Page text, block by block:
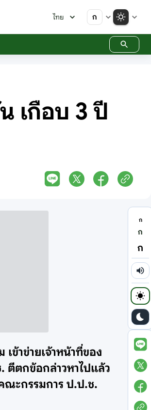
ไทย ก
เกือบ 3 ปี
ข้าข่ายเจ้าหน้าที่ของ
ตีตกข้อกล่าวหาไปแล้ว
ณะกรรมการ ป.ป.ช.
ก
ก
ก